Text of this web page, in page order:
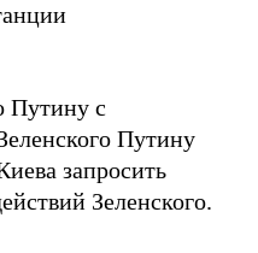
Путину с
Путину
запросить
Зеленского.